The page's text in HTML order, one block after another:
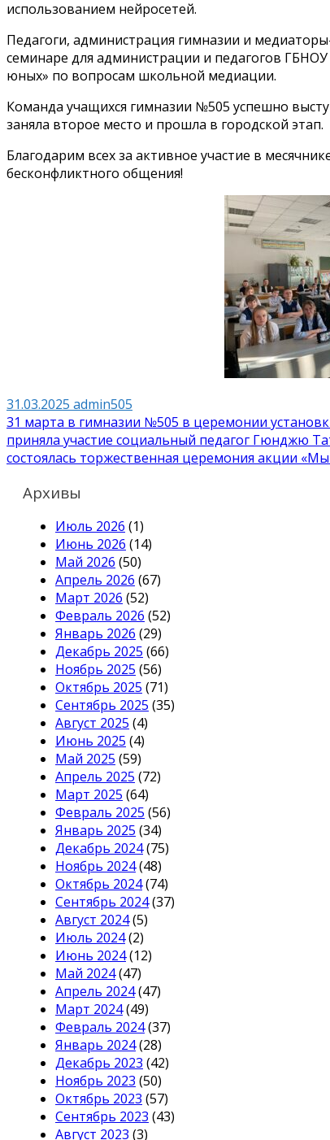
использованием нейросетей.
Педагоги, администрация гимназии и
семинаре для администрации и педагогов
юных» по вопросам школьной медиации.
Команда учащихся гимназии №505 успешно
заняла второе место и прошла в городской этап.
Благодарим всех за активное участие в
бесконфликтного общения!
31.03.2025 admin505
Навигация
по
записям
31 марта в гимназии №505 в церемонии
приняла участие социальный педагог Гюнджю
состоялась торжественная церемония акции
Архивы
Июль 2026 (1)
Июнь 2026 (14)
Май 2026 (50)
Апрель 2026 (67)
Март 2026 (52)
Февраль 2026 (52)
Январь 2026 (29)
Декабрь 2025 (66)
Ноябрь 2025 (56)
Октябрь 2025 (71)
Сентябрь 2025 (35)
Август 2025 (4)
Июнь 2025 (4)
Май 2025 (59)
Апрель 2025 (72)
Март 2025 (64)
Февраль 2025 (56)
Январь 2025 (34)
Декабрь 2024(75)
Ноябрь 2024(48)
Октябрь 2024(74)
Сентябрь 2024(37)
Август 2024(5)
Июль 2024(2)
Июнь 2024(12)
Май 2024(47)
Апрель 2024(47)
Март 2024(49)
Февраль 2024(37)
Январь 2024(28)
Декабрь 2023 (42)
Ноябрь 2023 (50)
Октябрь 2023 (57)
Сентябрь 2023 (43)
Август 2023 (3)